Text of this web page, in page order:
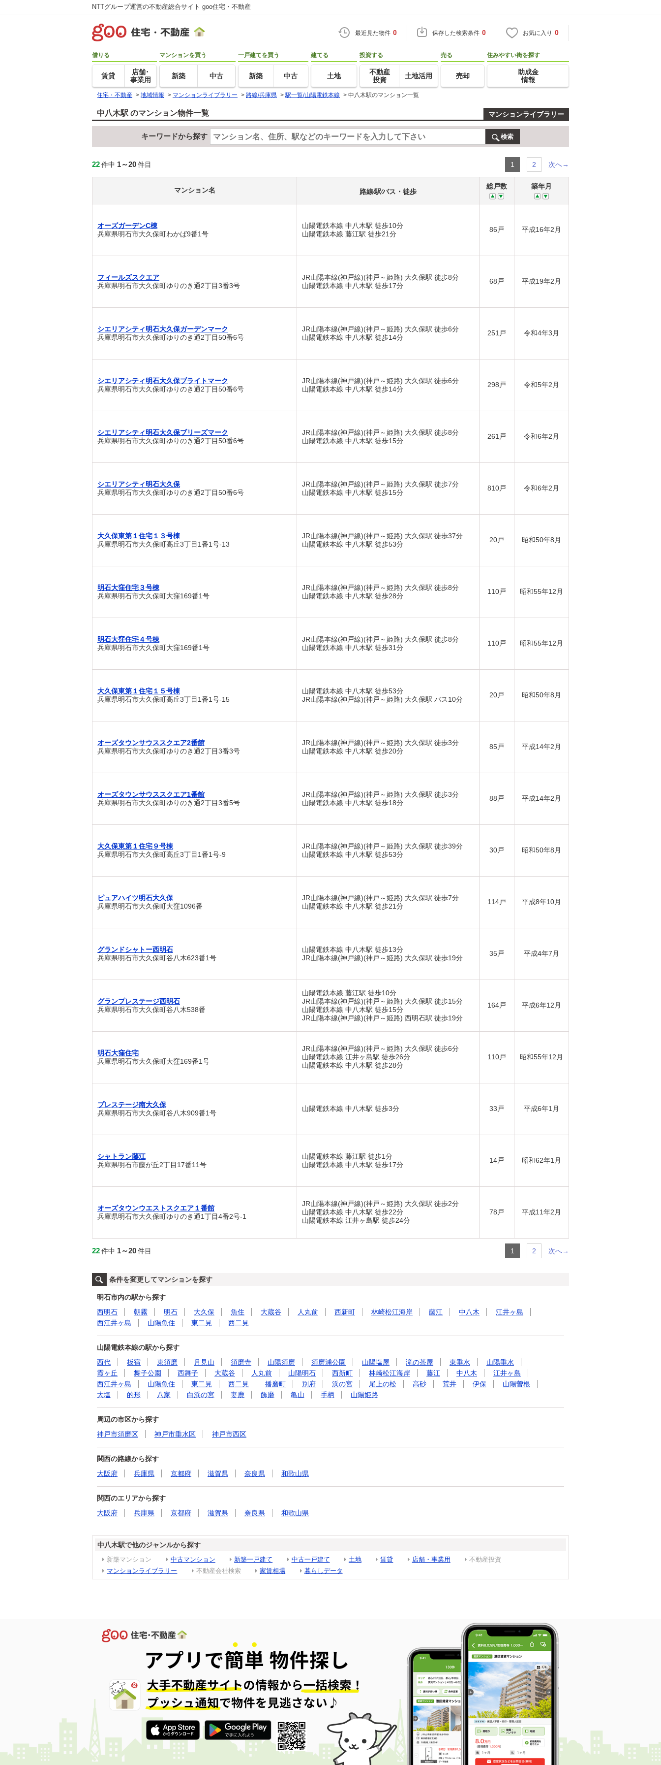
NTTグループ運営の不動産総合サイト goo住宅・不動産
最近見た物件 0 保存した検索条件 0 お気に入り 0
借りる
賃貸
店舗･
事業用
マンションを買う
新築 中古
一戸建てを買う
新築 中古
建てる
土地
投資する
不動産
投資
土地活用
売る
売却
住みやすい街を探す
助成金
情報
住宅・不動産 > 地域情報 > マンションライブラリー > 路線/兵庫県 > 駅一覧/山陽電鉄本線 > 中八木駅のマンション一覧
中八木駅 のマンション物件一覧 マンションライブラリー
キーワードから探す 検索
22件中 1～20件目 1 2 次へ→
マンション名 路線⁄駅⁄バス・徒歩
総戸数 築年月
オーズガーデンC棟
兵庫県明石市大久保町わかば9番1号
山陽電鉄本線 中八木駅 徒歩10分
山陽電鉄本線 藤江駅 徒歩21分
86戸 平成16年2月
フィールズスクエア
兵庫県明石市大久保町ゆりのき通2丁目3番3号
JR山陽本線(神戸線)(神戸～姫路) 大久保駅 徒歩8分
山陽電鉄本線 中八木駅 徒歩17分
68戸 平成19年2月
シエリアシティ明石大久保ガーデンマーク
兵庫県明石市大久保町ゆりのき通2丁目50番6号
JR山陽本線(神戸線)(神戸～姫路) 大久保駅 徒歩6分
山陽電鉄本線 中八木駅 徒歩14分
251戸 令和4年3月
シエリアシティ明石大久保ブライトマーク
兵庫県明石市大久保町ゆりのき通2丁目50番6号
JR山陽本線(神戸線)(神戸～姫路) 大久保駅 徒歩6分
山陽電鉄本線 中八木駅 徒歩14分
298戸 令和5年2月
シエリアシティ明石大久保ブリーズマーク
兵庫県明石市大久保町ゆりのき通2丁目50番6号
JR山陽本線(神戸線)(神戸～姫路) 大久保駅 徒歩8分
山陽電鉄本線 中八木駅 徒歩15分
261戸 令和6年2月
シエリアシティ明石大久保
兵庫県明石市大久保町ゆりのき通2丁目50番6号
JR山陽本線(神戸線)(神戸～姫路) 大久保駅 徒歩7分
山陽電鉄本線 中八木駅 徒歩15分
810戸 令和6年2月
大久保東第１住宅１３号棟
兵庫県明石市大久保町高丘3丁目1番1号-13
JR山陽本線(神戸線)(神戸～姫路) 大久保駅 徒歩37分
山陽電鉄本線 中八木駅 徒歩53分
20戸 昭和50年8月
明石大窪住宅３号棟
兵庫県明石市大久保町大窪169番1号
JR山陽本線(神戸線)(神戸～姫路) 大久保駅 徒歩8分
山陽電鉄本線 中八木駅 徒歩28分
110戸 昭和55年12月
明石大窪住宅４号棟
兵庫県明石市大久保町大窪169番1号
JR山陽本線(神戸線)(神戸～姫路) 大久保駅 徒歩8分
山陽電鉄本線 中八木駅 徒歩31分
110戸 昭和55年12月
大久保東第１住宅１５号棟
兵庫県明石市大久保町高丘3丁目1番1号-15
山陽電鉄本線 中八木駅 徒歩53分
JR山陽本線(神戸線)(神戸～姫路) 大久保駅 バス10分
20戸 昭和50年8月
オーズタウンサウススクエア2番館
兵庫県明石市大久保町ゆりのき通2丁目3番3号
JR山陽本線(神戸線)(神戸～姫路) 大久保駅 徒歩3分
山陽電鉄本線 中八木駅 徒歩20分
85戸 平成14年2月
オーズタウンサウススクエア1番館
兵庫県明石市大久保町ゆりのき通2丁目3番5号
JR山陽本線(神戸線)(神戸～姫路) 大久保駅 徒歩3分
山陽電鉄本線 中八木駅 徒歩18分
88戸 平成14年2月
大久保東第１住宅９号棟
兵庫県明石市大久保町高丘3丁目1番1号-9
JR山陽本線(神戸線)(神戸～姫路) 大久保駅 徒歩39分
山陽電鉄本線 中八木駅 徒歩53分
30戸 昭和50年8月
ピュアハイツ明石大久保
兵庫県明石市大久保町大窪1096番
JR山陽本線(神戸線)(神戸～姫路) 大久保駅 徒歩7分
山陽電鉄本線 中八木駅 徒歩21分
114戸 平成8年10月
グランドシャトー西明石
兵庫県明石市大久保町谷八木623番1号
山陽電鉄本線 中八木駅 徒歩13分
JR山陽本線(神戸線)(神戸～姫路) 大久保駅 徒歩19分
35戸 平成4年7月
グランプレステージ西明石
兵庫県明石市大久保町谷八木538番
山陽電鉄本線 藤江駅 徒歩10分
JR山陽本線(神戸線)(神戸～姫路) 大久保駅 徒歩15分
山陽電鉄本線 中八木駅 徒歩15分
JR山陽本線(神戸線)(神戸～姫路) 西明石駅 徒歩19分
164戸 平成6年12月
明石大窪住宅
兵庫県明石市大久保町大窪169番1号
JR山陽本線(神戸線)(神戸～姫路) 大久保駅 徒歩6分
山陽電鉄本線 江井ヶ島駅 徒歩26分
山陽電鉄本線 中八木駅 徒歩28分
110戸 昭和55年12月
プレステージ南大久保
兵庫県明石市大久保町谷八木909番1号
山陽電鉄本線 中八木駅 徒歩3分 33戸 平成6年1月
シャトラン藤江
兵庫県明石市藤が丘2丁目17番11号
山陽電鉄本線 藤江駅 徒歩1分
山陽電鉄本線 中八木駅 徒歩17分
14戸 昭和62年1月
オーズタウンウエストスクエア１番館
兵庫県明石市大久保町ゆりのき通1丁目4番2号-1
JR山陽本線(神戸線)(神戸～姫路) 大久保駅 徒歩2分
山陽電鉄本線 中八木駅 徒歩22分
山陽電鉄本線 江井ヶ島駅 徒歩24分
78戸 平成11年2月
22件中 1～20件目 1 2 次へ→
条件を変更してマンションを探す
明石市内の駅から探す
西明石
朝霧 明石 大久保 魚住 大蔵谷 人丸前 西新町 林崎松江海岸 藤江 中八木
江井ヶ島
西江井ヶ島
山陽魚住 東二見 西二見
山陽電鉄本線の駅から探す
西代
板宿 東須磨 月見山 須磨寺 山陽須磨 須磨浦公園 山陽塩屋 滝の茶屋 東垂水
山陽垂水
霞ヶ丘
舞子公園 西舞子 大蔵谷 人丸前 山陽明石 西新町 林崎松江海岸 藤江 中八木
江井ヶ島
西江井ヶ島
山陽魚住 東二見 西二見 播磨町 別府 浜の宮 尾上の松 高砂 荒井 伊保
山陽曽根
大塩
的形 八家 白浜の宮 妻鹿 飾磨 亀山 手柄 山陽姫路
周辺の市区から探す
神戸市須磨区
神戸市垂水区 神戸市西区
関西の路線から探す
大阪府
兵庫県 京都府 滋賀県 奈良県 和歌山県
関西のエリアから探す
大阪府
兵庫県 京都府 滋賀県 奈良県 和歌山県
中八木駅で他のジャンルから探す
新築マンション 中古マンション 新築一戸建て 中古一戸建て 土地 賃貸 店舗・事業用
不動産投資
マンションライブラリー
不動産会社検索 家賃相場 暮らしデータ